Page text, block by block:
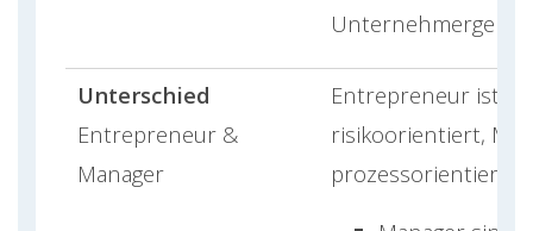
Unternehmergeist.
Unterschied
Entrepreneur &
Manager
Entrepreneur ist
risikoorientiert,
prozessorientiert.